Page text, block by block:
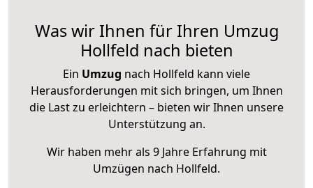
Was wir Ihnen für Ihren Umzug
Hollfeld nach bieten
Ein Umzug nach Hollfeld kann viele
Herausforderungen mit sich bringen, um Ihnen
die Last zu erleichtern – bieten wir Ihnen unsere
Unterstützung an.
Wir haben mehr als 9 Jahre Erfahrung mit
Umzügen nach Hollfeld.